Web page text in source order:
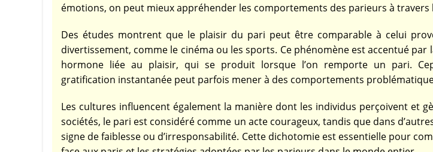
émotions, on peut mieux appréhender les comportements des parieurs à travers
Des études montrent que le plaisir du pari peut être comparable à celui
divertissement, comme le cinéma ou les sports. Ce phénomène est accentué
hormone liée au plaisir, qui se produit lorsque l’on remporte un pari.
gratification instantanée peut parfois mener à des comportements
Les cultures influencent également la manière dont les individus perçoivent et
sociétés, le pari est considéré comme un acte courageux, tandis que dans
signe de faiblesse ou d’irresponsabilité. Cette dichotomie est essentielle pour